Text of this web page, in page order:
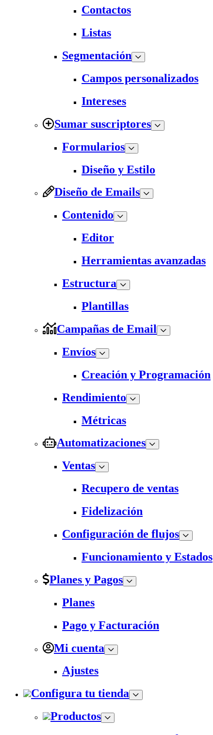
Contactos
Listas
Segmentación
Campos personalizados
Intereses
Sumar suscriptores
Formularios
Diseño y Estilo
Diseño de Emails
Contenido
Editor
Herramientas avanzadas
Estructura
Plantillas
Campañas de Email
Envíos
Creación y Programación
Rendimiento
Métricas
Automatizaciones
Ventas
Recupero de ventas
Fidelización
Configuración de flujos
Funcionamiento y Estados
Planes y Pagos
Planes
Pago y Facturación
Mi cuenta
Ajustes
Configura tu tienda
Productos